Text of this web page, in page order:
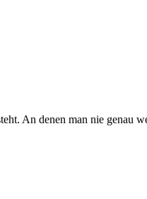
An denen man nie genau